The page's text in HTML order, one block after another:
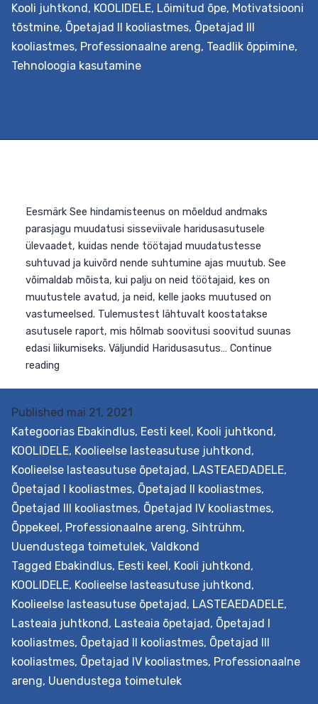
täpsemalt loodus-, täppisteaduste ja tehnoloogia
koolimeeskonna vajadused ja valitakse sobiv
koolitusformaat (lühem 3-päevane või pikem 5-
päevane). Parima kogemuse saamiseks seotakse
teooria praktilise õpiprojekti loomisega. Väljundid Lühem
koolitus annab ülevaate professionaalse
Continue reading STEAM-
lõimingut
toetavate
Kooli juhtkond, KOOLIDELE, Lõimitud õpe, Motivatsiooni
tõstmine, Õpetajad II kooliastmes, Õpetajad III
kooliastmes, Professionaalne areng, Teadlik õppimine,
Tehnoloogia kasutamine
Published mai 21, 2021
Kategoorias Ebakindlus, Eesti keel, Kooli juhtkond,
KOOLIDELE, Koolieelse lasteasutuse juhtkond,
Koolieelse lasteasutuse õpetajad, LASTEAEDADELE,
Õpetajad I kooliastmes, Õpetajad II kooliastmes,
Õpetajad III kooliastmes, Õpetajad IV kooliastmes,
Õppekeel, Professionaalne areng, Sihtrühm,
Uuendustega toimetulek, Valdkond
Tagged Ebakindlus, Eesti keel, Kooli juhtkond,
KOOLIDELE, Koolieelse lasteasutuse juhtkond,
Koolieelse lasteasutuse õpetajad, LASTEAEDADELE,
Lasteaia juhtkond, Lasteaia õpetajad, Õpetajad I
kooliastmes, Õpetajad II kooliastmes, Õpetajad III
kooliastmes, Õpetajad IV kooliastmes, Professionaalne
areng, Uuendustega toimetulek